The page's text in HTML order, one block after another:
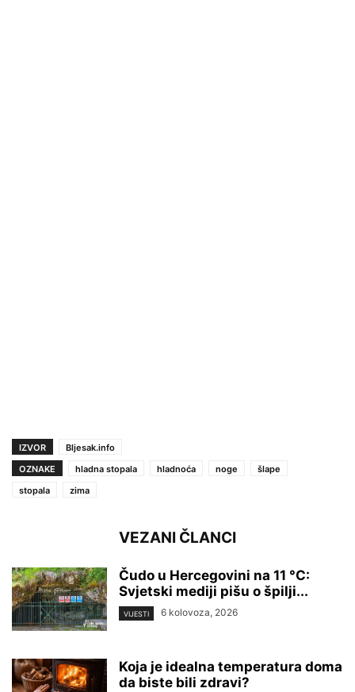
IZVOR
Bljesak.info
OZNAKE
hladna stopala hladnoća noge
šlape
stopala
zima
VEZANI ČLANCI
Čudo u Hercegovini na 11 °C:
Svjetski mediji pišu o špilji...
VIJESTI 6 kolovoza, 2026
Koja je idealna temperatura doma
da biste bili zdravi?